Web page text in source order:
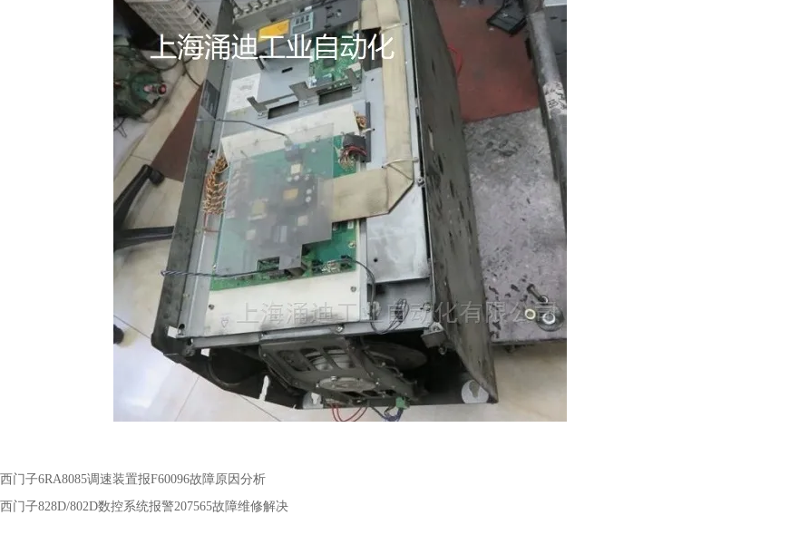
西门子6RA8085调速装置报F60096故障原因分析
西门子828D/802D数控系统报警207565故障维修解决